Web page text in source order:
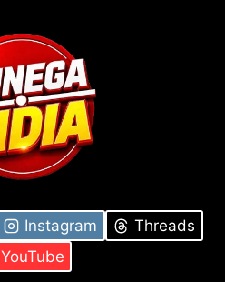
Instagram
Threads
YouTube